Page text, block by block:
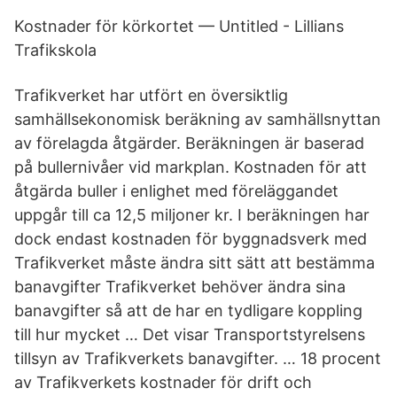
Kostnader för körkortet — Untitled - Lillians
Trafikskola
Trafikverket har utfört en översiktlig
samhällsekonomisk beräkning av samhällsnyttan
av förelagda åtgärder. Beräkningen är baserad
på bullernivåer vid markplan. Kostnaden för att
åtgärda buller i enlighet med föreläggandet
uppgår till ca 12,5 miljoner kr. I beräkningen har
dock endast kostnaden för byggnadsverk med
Trafikverket måste ändra sitt sätt att bestämma
banavgifter Trafikverket behöver ändra sina
banavgifter så att de har en tydligare koppling
till hur mycket … Det visar Transportstyrelsens
tillsyn av Trafikverkets banavgifter. … 18 procent
av Trafikverkets kostnader för drift och